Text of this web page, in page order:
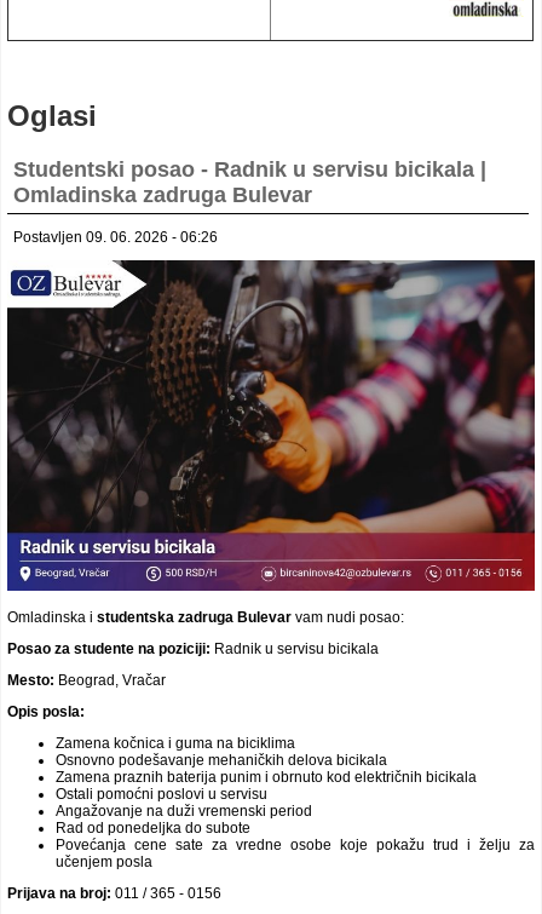
Oglasi
Studentski posao - Radnik u servisu bicikala |
Omladinska zadruga Bulevar
Postavljen 09. 06. 2026 - 06:26
Omladinska i studentska zadruga Bulevar vam nudi posao:
Posao za studente na poziciji: Radnik u servisu bicikala
Mesto: Beograd, Vračar
Opis posla:
Zamena kočnica i guma na biciklima
Osnovno podešavanje mehaničkih delova bicikala
Zamena praznih baterija punim i obrnuto kod električnih bicikala
Ostali pomoćni poslovi u servisu
Angažovanje na duži vremenski period
Rad od ponedeljka do subote
Povećanja cene sate za vredne osobe koje pokažu trud i želju za
učenjem posla
Prijava na broj: 011 / 365 - 0156